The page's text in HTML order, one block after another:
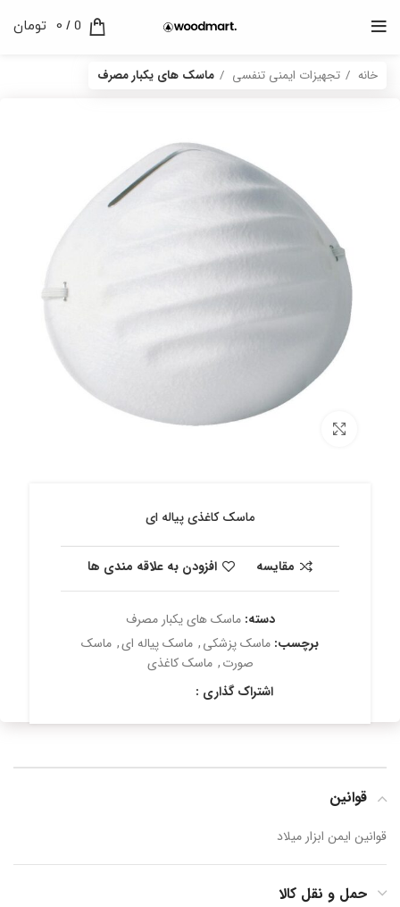
0
/
0 تومان
خانه تجهیزات ایمنی تنفسی ماسک های یکبار مصرف
برای بزرگنمایی کلیک کنید
ماسک کاغذی پیاله ای
مقایسه افزودن به علاقه مندی ها
دسته: ماسک های یکبار مصرف
برچسب: ماسک پزشکی, ماسک پیاله ای, ماسک
صورت, ماسک کاغذی
اشتراک گذاری :
قوانین
قوانین ایمن ابزار میلاد
حمل و نقل کالا